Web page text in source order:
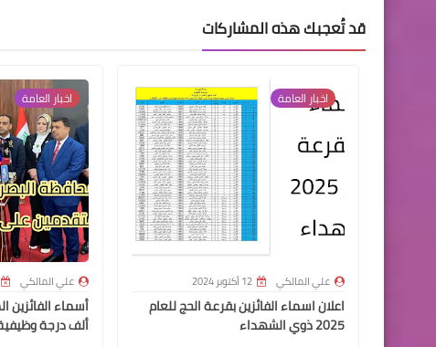
قد تُعجبك هذه المشاركات
اخبار العامة
علي المالكي 12 أكتوبر 2024
اعلان اسماء الفائزين بقرعة الحج للعام
2025 ذوي الشهداء
اخبار العامة
علي المالكي
ألف درجة